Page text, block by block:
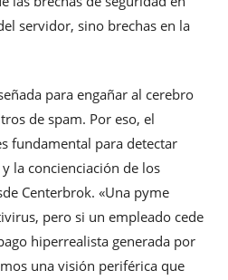
servidor, sino brechas en la
para engañar al cerebro
de spam. Por eso, el
fundamental para detectar
la concienciación de los
Centerbrok. «Una pyme
pero si un empleado cede
hiperrealista generada por
una visión periférica que